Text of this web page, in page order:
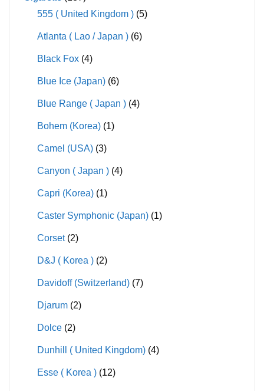
555 ( United Kingdom ) (5)
Atlanta ( Lao / Japan ) (6)
Black Fox (4)
Blue Ice (Japan) (6)
Blue Range ( Japan ) (4)
Bohem (Korea) (1)
Camel (USA) (3)
Canyon ( Japan ) (4)
Capri (Korea) (1)
Caster Symphonic (Japan) (1)
Corset (2)
D&J ( Korea ) (2)
Davidoff (Switzerland) (7)
Djarum (2)
Dolce (2)
Dunhill ( United Kingdom) (4)
Esse ( Korea ) (12)